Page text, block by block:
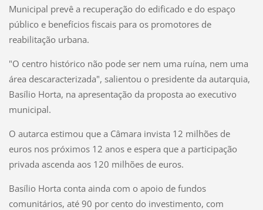
Municipal prevê a recuperação do edificado e do espaço
público e benefícios fiscais para os promotores de
reabilitação urbana.
"O centro histórico não pode ser nem uma ruína, nem uma
área descaracterizada", salientou o presidente da autarquia,
Basílio Horta, na apresentação da proposta ao executivo
municipal.
O autarca estimou que a Câmara invista 12 milhões de
euros nos próximos 12 anos e espera que a participação
privada ascenda aos 120 milhões de euros.
Basílio Horta conta ainda com o apoio de fundos
comunitários, até 90 por cento do investimento, com